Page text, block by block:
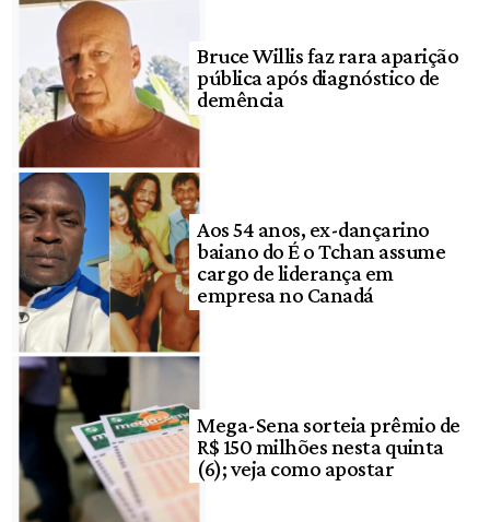
Bruce Willis faz rara aparição
pública após diagnóstico de
demência
Aos 54 anos, ex-dançarino
baiano do É o Tchan assume
cargo de liderança em
empresa no Canadá
Mega-Sena sorteia prêmio de
R$ 150 milhões nesta quinta
(6); veja como apostar